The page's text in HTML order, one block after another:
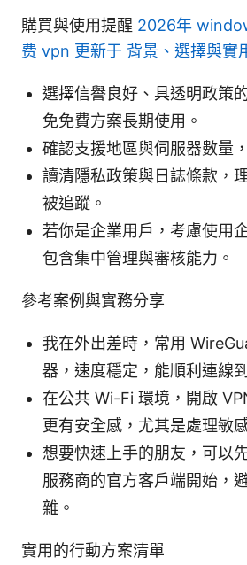
購買與使用提醒 2026年
费 vpn 更新于 背景、選擇與實
選擇信譽良好、具透明政策
免免費方案長期使用。
確認支援地區與伺服器數量
讀清隱私政策與日誌條款，
被追蹤。
若你是企業用戶，考慮使用
包含集中管理與審核能力。
參考案例與實務分享
我在外出差時，常用
器，速度穩定，能順利連線
在公共 Wi-Fi 環境，開啟
更有安全感，尤其是處理敏
想要快速上手的朋友，可以
服務商的官方客戶端開始，
雜。
實用的行動方案清單